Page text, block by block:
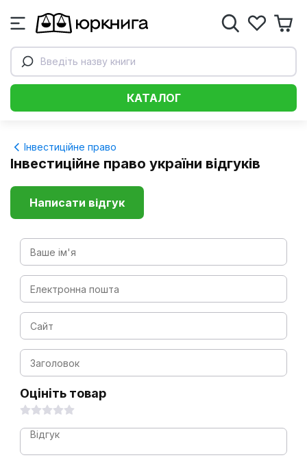
Введіть назву книги
КАТАЛОГ
Інвестиційне право
Інвестиційне право україни відгуків
Оцініть товар